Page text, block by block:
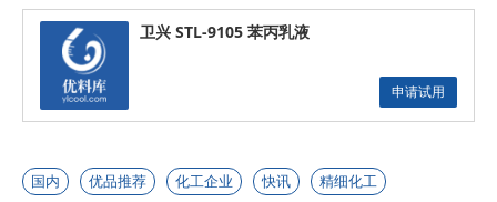
卫兴 STL-9105 苯丙乳液
申请试用
国内 优品推荐 化工企业 快讯
精细化工